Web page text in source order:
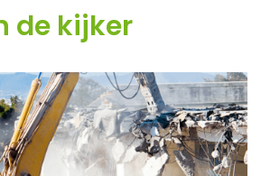
de kijker